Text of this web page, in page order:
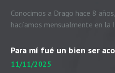
Conocimos a Drago hace 8
hacíamos mensualmente en la
Para mí fué un bien ser
11/11/2025